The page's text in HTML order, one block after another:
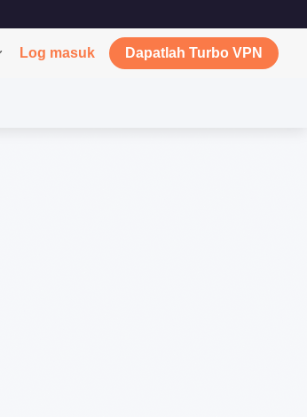
Log masuk Dapatlah Turbo VPN